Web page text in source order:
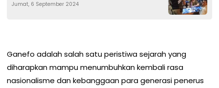
Jumat, 6 September 2024
Ganefo adalah salah satu peristiwa sejarah yang
diharapkan mampu menumbuhkan kembali rasa
nasionalisme dan kebanggaan para generasi penerus